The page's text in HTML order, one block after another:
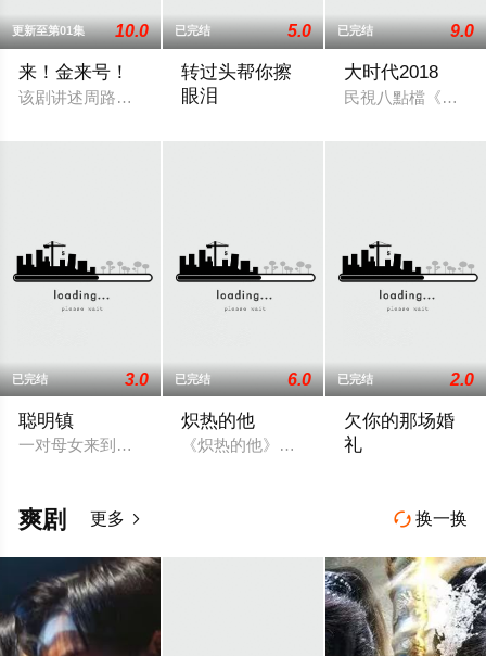
更新至第01集 10.0
来！金来号！
该剧讲述周路勇（周兴哲 饰）一边努力寻找父亲死亡真相，一
已完结 5.0
转过头帮你擦
眼泪
已完结 9.0
大时代2018
民視八點檔《幸福
已完结 3.0
聪明镇
一对母女来到以高升学率闻名的偏远小镇，却发现这里的学生
已完结 6.0
炽热的他
《炽热的他》讲述落魄音乐制作人周静
已完结 2.0
欠你的那场婚
礼
 换一换
爽剧 更多 